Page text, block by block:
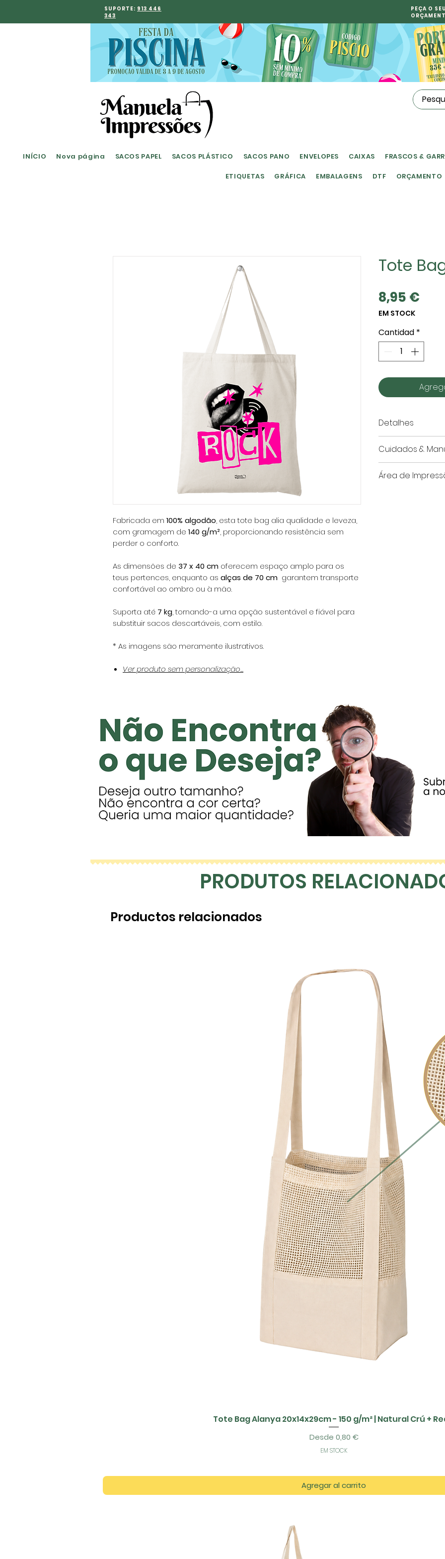
SUPORTE: 913 446
343
PEÇA O SEU
INÍCIO Nova página SACOS PAPEL SACOS PLÁSTICO SACOS PANO ENVELOPES CAIXAS FRASCOS &
ETIQUETAS GRÁFICA EMBALAGENS DTF ORÇAMENTO
Fabricada em 100% algodão, esta tote bag alia qualidade e leveza,
com gramagem de 140 g/m², proporcionando resistência sem
perder o conforto.
As dimensões de 37 x 40 cm oferecem espaço amplo para os
teus pertences, enquanto as alças de 70 cm garantem transporte
confortável ao ombro ou à mão.
Suporta até 7 kg, tornando-a uma opção sustentável e fiável para
substituir sacos descartáveis, com estilo.
* As imagens são meramente ilustrativos.
Ver produto sem personalização...
Tote
8,95 €
EM STOCK
Cantidad *
Detalhes
Gramagem:
Alças:70 cm
Capacidade
Cuidados &
Lave a peça
Área de
PRODUTOS
Productos relacionados
Tote Bag Alanya 20x14x29cm - 150 g/m² | Natural Crú +
Desde 0,80 €
Precio de oferta
EM STOCK
Agregar al carrito